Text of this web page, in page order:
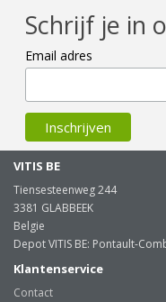
Schrijf je in
Email adres
VITIS BE
Tiensesteenweg 244
3381 GLABBEEK
Belgie
Depot VITIS BE: Pontault-
Klantenservice
Contact